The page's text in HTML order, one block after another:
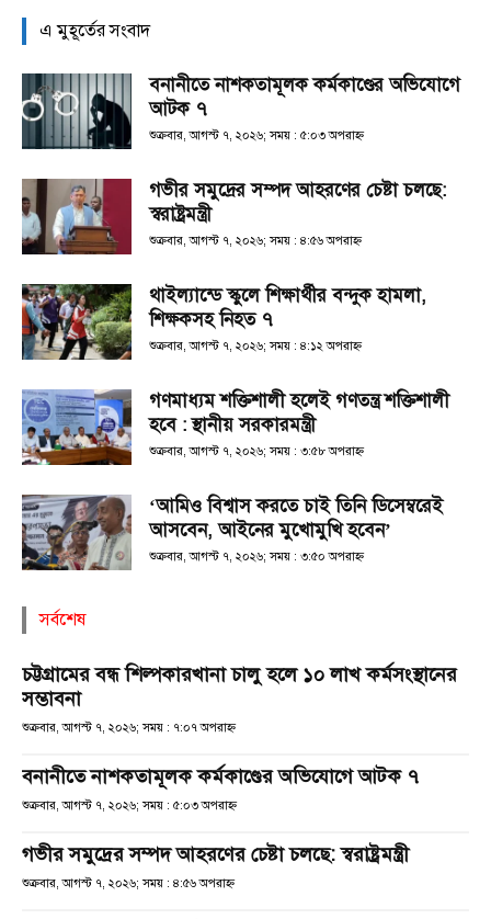
এ মুহূর্তের সংবাদ
বনানীতে নাশকতামূলক কর্মকাণ্ডের অভিযোগে
আটক ৭
শুক্রবার, আগস্ট ৭, ২০২৬; সময় : ৫:০৩ অপরাহ্ণ
গভীর সমুদ্রের সম্পদ আহরণের চেষ্টা চলছে:
স্বরাষ্ট্রমন্ত্রী
শুক্রবার, আগস্ট ৭, ২০২৬; সময় : ৪:৫৬ অপরাহ্ণ
থাইল্যান্ডে স্কুলে শিক্ষার্থীর বন্দুক হামলা,
শিক্ষকসহ নিহত ৭
শুক্রবার, আগস্ট ৭, ২০২৬; সময় : ৪:১২ অপরাহ্ণ
গণমাধ্যম শক্তিশালী হলেই গণতন্ত্র শক্তিশালী
হবে : স্থানীয় সরকারমন্ত্রী
শুক্রবার, আগস্ট ৭, ২০২৬; সময় : ৩:৫৮ অপরাহ্ণ
‘আমিও বিশ্বাস করতে চাই তিনি ডিসেম্বরেই
আসবেন, আইনের মুখোমুখি হবেন’
শুক্রবার, আগস্ট ৭, ২০২৬; সময় : ৩:৫০ অপরাহ্ণ
সর্বশেষ
চট্টগ্রামের বন্ধ শিল্পকারখানা চালু হলে ১০ লাখ কর্মসংস্থানের
সম্ভাবনা
শুক্রবার, আগস্ট ৭, ২০২৬; সময় : ৭:০৭ অপরাহ্ণ
বনানীতে নাশকতামূলক কর্মকাণ্ডের অভিযোগে আটক ৭
শুক্রবার, আগস্ট ৭, ২০২৬; সময় : ৫:০৩ অপরাহ্ণ
গভীর সমুদ্রের সম্পদ আহরণের চেষ্টা চলছে: স্বরাষ্ট্রমন্ত্রী
শুক্রবার, আগস্ট ৭, ২০২৬; সময় : ৪:৫৬ অপরাহ্ণ